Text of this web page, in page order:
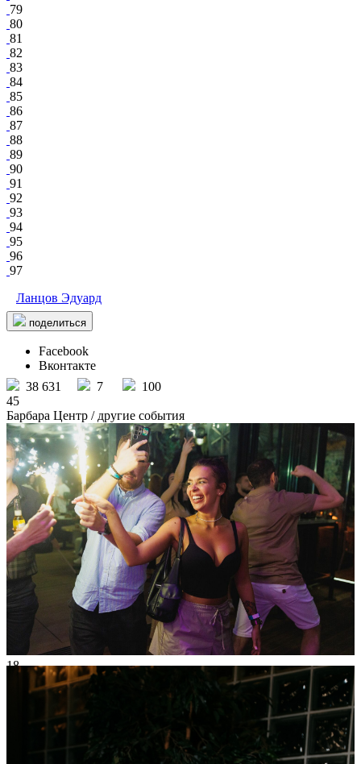
79
80
81
82
83
84
85
86
87
88
89
90
91
92
93
94
95
96
97
Ланцов Эдуард
поделиться
Facebook
Вконтакте
38 631
7
100
45
Барбара Центр / другие события
18
2026
13